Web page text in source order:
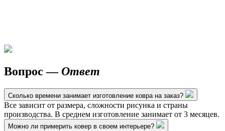
Вопрос —Ответ
Сколько времени занимает изготовление ковра на заказ?
Все зависит от размера, сложности рисунка и страны
производства. В среднем изготовление занимает от 3 месяцев.
Можно ли примерить ковер в своем интерьере?